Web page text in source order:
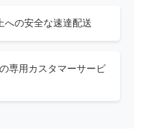
への安全な速達配送
専用カスタマーサービ